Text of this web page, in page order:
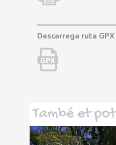
Descarrega ruta GPX
També et